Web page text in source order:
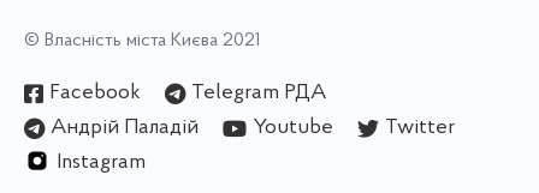
© Власність міста Києва 2021
Facebook
Telegram РДА
Андрій Паладій
Youtube
Twitter
Instagram